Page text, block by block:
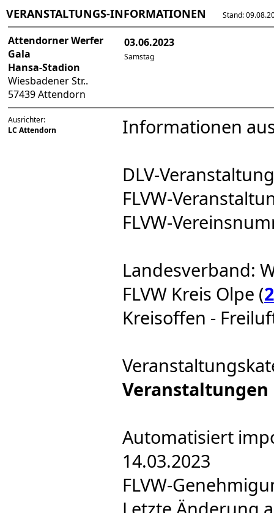
VERANSTALTUNGS-INFORMATIONEN Stand:
Attendorner Werfer
Gala
Hansa-Stadion
Wiesbadener Str..
57439 Attendorn
03.06.2023
Samstag
Ausrichter:
LC Attendorn
Informationen
DLV-
FLVW-
FLVW-
Landesverband:
FLVW Kreis Olpe (
Kreisoffen -
Veranstaltungen
Automatisiert
14.03.2023
FLVW-